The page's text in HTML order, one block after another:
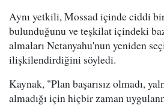
Aynı yetkili, Mossad içinde ciddi
bulunduğunu ve teşkilat içindeki
almaları Netanyahu'nun yeniden
ilişkilendirdiğini söyledi.
Kaynak, "Plan başarısız olmadı,
almadığı için hiçbir zaman